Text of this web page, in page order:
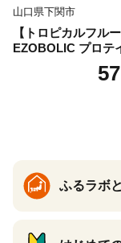
山口県下関市
【トロピカルフル
EZOBOLIC プロテ
ふるラボ